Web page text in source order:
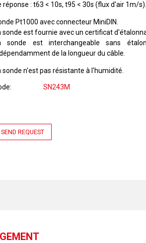
réponse : t63 < 10s, t95 < 30s (flux d'air 1m/s).
Pt1000 avec connecteur MiniDIN.
sonde est fournie avec un certificat
sonde est interchangeable sans
de la longueur du câble.
sonde n'est pas résistante à l'humidité.
SN243M
SEND REQUEST